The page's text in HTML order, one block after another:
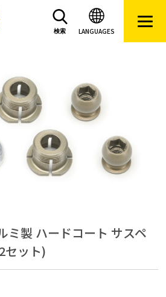
LANGUAGES
検索
ミ製 ハードコート サスペ
セット)